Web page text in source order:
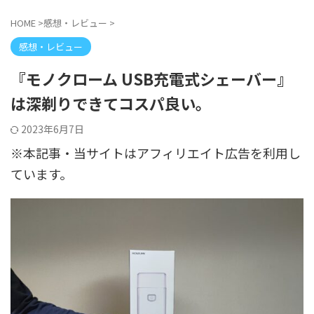
HOME >感想・レビュー >
感想・レビュー
『モノクローム USB充電式シェーバー』
は深剃りできてコスパ良い。
2023年6月7日
※本記事・当サイトはアフィリエイト広告を利用し
ています。